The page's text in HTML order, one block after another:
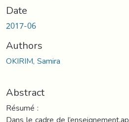
Date
2017-06
Authors
OKIRIM, Samira
Abstract
Résumé :